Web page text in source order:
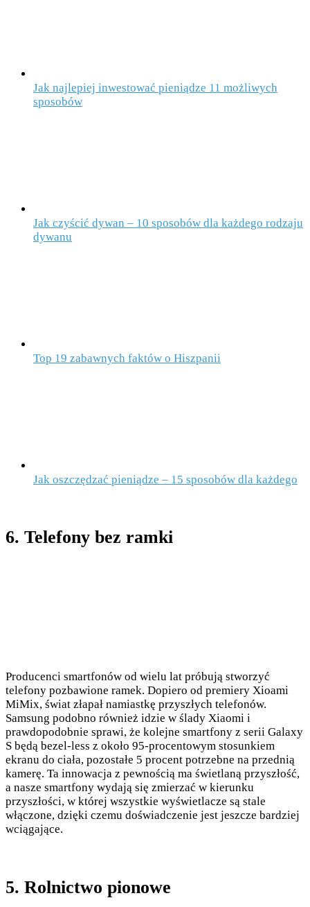
Jak najlepiej inwestować pieniądze 11 możliwych
sposobów
Jak czyścić dywan – 10 sposobów dla każdego rodzaju
dywanu
Top 19 zabawnych faktów o Hiszpanii
Jak oszczędzać pieniądze – 15 sposobów dla każdego
6. Telefony bez ramki
Producenci smartfonów od wielu lat próbują stworzyć
telefony pozbawione ramek. Dopiero od premiery Xioami
MiMix, świat złapał namiastkę przyszłych telefonów.
Samsung podobno również idzie w ślady Xiaomi i
prawdopodobnie sprawi, że kolejne smartfony z serii Galaxy
S będą bezel-less z około 95-procentowym stosunkiem
ekranu do ciała, pozostałe 5 procent potrzebne na przednią
kamerę. Ta innowacja z pewnością ma świetlaną przyszłość,
a nasze smartfony wydają się zmierzać w kierunku
przyszłości, w której wszystkie wyświetlacze są stale
włączone, dzięki czemu doświadczenie jest jeszcze bardziej
wciągające.
5. Rolnictwo pionowe